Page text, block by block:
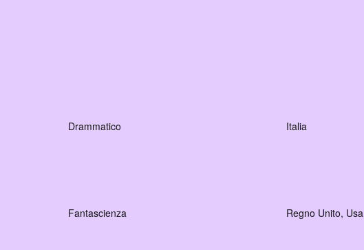
Drammatico Italia
Fantascienza Regno Unito, Usa